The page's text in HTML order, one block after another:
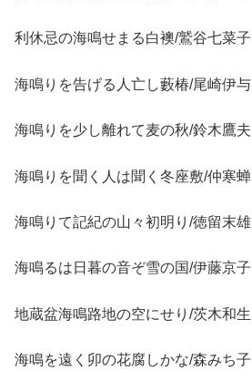
利休忌の海鳴せまる白襖/鷲谷七菜子
海鳴りを告げる人亡し藪椿/尾崎伊与
海鳴りを少し離れて麦の秋/鈴木鷹夫
海鳴りを聞く人は聞く冬座敷/仲寒蝉
海鳴りて記紀の山々初明り/徳留末雄
海鳴るは日暮の音ぞ雪の国/伊藤京子
地蔵盆海鳴路地の空にせり/茨木和生
海鳴を遠く卯の花腐しかな/森みち子